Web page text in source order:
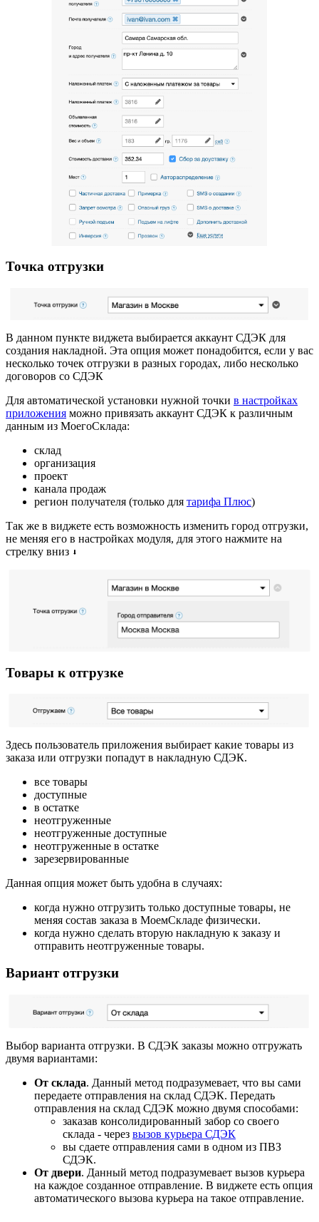
Точка отгрузки
В данном пункте виджета выбирается аккаунт СДЭК для
создания накладной. Эта опция может понадобится, если у вас
несколько точек отгрузки в разных городах, либо несколько
договоров со СДЭК
Для автоматической установки нужной точки в настройках
приложения можно привязать аккаунт СДЭК к различным
данным из МоегоСклада:
склад
организация
проект
канала продаж
регион получателя (только для тарифа Плюс)
Так же в виджете есть возможность изменить город отгрузки,
не меняя его в настройках модуля, для этого нажмите на
стрелку вниз ⬇️
Товары к отгрузке
Здесь пользователь приложения выбирает какие товары из
заказа или отгрузки попадут в накладную СДЭК.
все товары
доступные
в остатке
неотгруженные
неотгруженные доступные
неотгруженные в остатке
зарезервированные
Данная опция может быть удобна в случаях:
когда нужно отгрузить только доступные товары, не
меняя состав заказа в МоемСкладе физически.
когда нужно сделать вторую накладную к заказу и
отправить неотгруженные товары.
Вариант отгрузки
Выбор варианта отгрузки. В СДЭК заказы можно отгружать
двумя вариантами:
От склада. Данный метод подразумевает, что вы сами
передаете отправления на склад СДЭК. Передать
отправления на склад СДЭК можно двумя способами:
заказав консолидированный забор со своего
склада - через вызов курьера СДЭК
вы сдаете отправления сами в одном из ПВЗ
СДЭК.
От двери. Данный метод подразумевает вызов курьера
на каждое созданное отправление. В виджете есть опция
автоматического вызова курьера на такое отправление.